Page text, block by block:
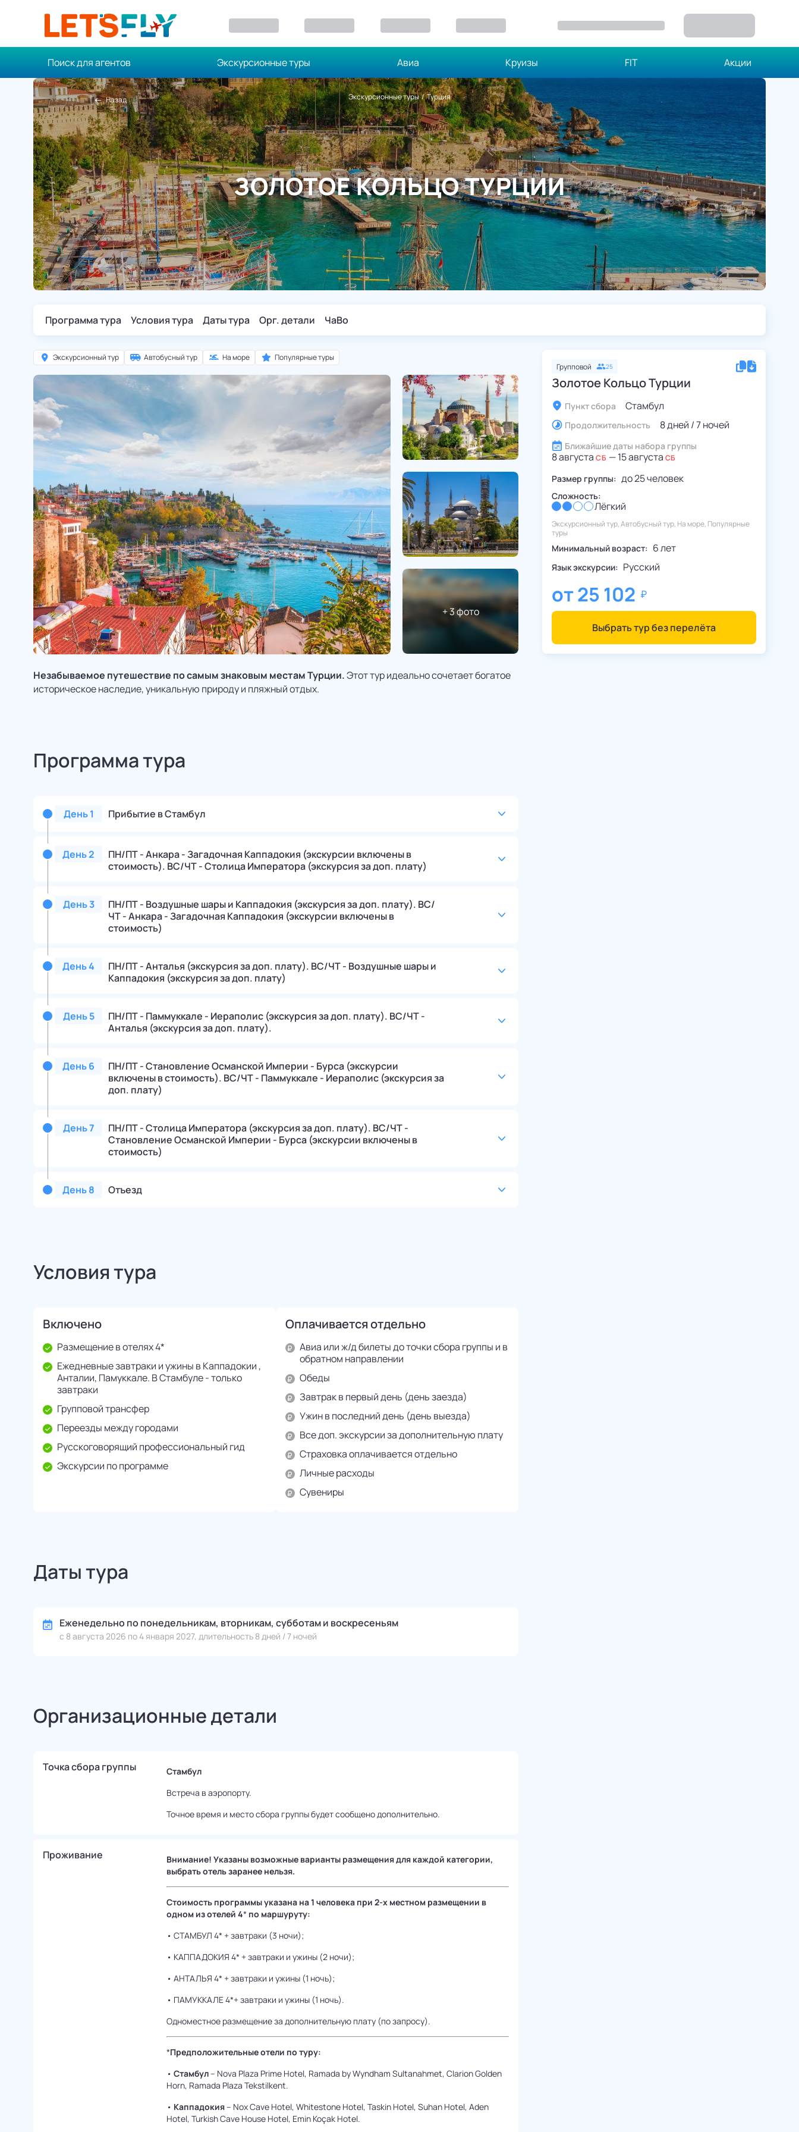
Поиск для агентов Экскурсионные туры Авиа Круизы FIT Акции
Назад Экскурсионные туры / Турция
ЗОЛОТОЕ КОЛЬЦО ТУРЦИИ
Программа тура Условия тура Даты тура Орг. детали ЧаВо
Экскурсионный тур Автобусный тур На море Популярные туры
+3фото
Незабываемое путешествие по самым знаковым местам Турции.Этот тур идеально сочетает богатое
историческое наследие, уникальную природу и пляжный отдых.
Программа тура
День1 Прибытие в Стамбул
День2
ПН/ПТ - Анкара - Загадочная Каппадокия (экскурсии включены в
стоимость). ВС/ЧТ - Столица Императора (экскурсия за доп. плату)
День3
ПН/ПТ - Воздушные шары и Каппадокия (экскурсия за доп. плату). ВС/
ЧТ - Анкара - Загадочная Каппадокия (экскурсии включены в
стоимость)
День4
ПН/ПТ - Анталья (экскурсия за доп. плату). ВС/ЧТ - Воздушные шары и
Каппадокия (экскурсия за доп. плату)
День5
ПН/ПТ - Паммуккале - Иераполис (экскурсия за доп. плату). ВС/ЧТ -
Анталья (экскурсия за доп. плату).
День6
ПН/ПТ - Становление Османской Империи - Бурса (экскурсии
включены в стоимость). ВС/ЧТ - Паммуккале - Иераполис (экскурсия за
доп. плату)
День7
ПН/ПТ - Столица Императора (экскурсия за доп. плату). ВС/ЧТ -
Становление Османской Империи - Бурса (экскурсии включены в
стоимость)
День8 Отъезд
Условия тура
Включено
Размещение в отелях 4*
Ежедневные завтраки и ужины в Каппадокии ,
Анталии, Памуккале. В Стамбуле - только
завтраки
Групповой трансфер
Переезды между городами
Русскоговорящий профессиональный гид
Экскурсии по программе
Оплачивается отдельно
Авиа или ж/д билеты до точки сбора группы и в
обратном направлении
Обеды
Завтрак в первый день (день заезда)
Ужин в последний день (день выезда)
Все доп. экскурсии за дополнительную плату
Страховка оплачивается отдельно
Личные расходы
Сувениры
Даты тура
Еженедельно по понедельникам, вторникам, субботам и воскресеньям
с 8 августа 2026 по 4 января 2027, длительность 8 дней / 7 ночей
Организационные детали
Точка сбора группы
Стамбул
Встреча в аэропорту.
Точное время и место сбора группы будет сообщено дополнительно.
Проживание
Внимание! Указаны возможные варианты размещения для каждой категории,
выбрать отель заранее нельзя.
Cтоимость программы указана на 1 человека при 2-х местном размещении в
одном из отелей 4* по маршуруту:
• СТАМБУЛ 4* + завтраки (3 ночи);
• КАППАДОКИЯ 4* + завтраки и ужины (2 ночи);
• АНТАЛЬЯ 4* + завтраки и ужины (1 ночь);
• ПАМУККАЛЕ 4*+ завтраки и ужины (1 ночь).
Одноместное размещение за дополнительную плату (по запросу).
*Предположительные отели по туру:
• Стамбул– Nova Plaza Prime Hotel, Ramada by Wyndham Sultanahmet, Clarion Golden
Horn, Ramada Plaza Tekstilkent.
• Каппадокия– Nox Cave Hotel, Whitestone Hotel, Taskin Hotel, Suhan Hotel, Aden
Hotel, Turkish Cave House Hotel, Emin Koçak Hotel.
Групповой 25
Золотое Кольцо Турции
Пункт сбора Стамбул
Продолжительность 8 дней / 7 ночей
Ближайшие даты набора группы
8 августа СБ —15 августа СБ
Размер группы: до25человек
Сложность:
Лёгкий
Экскурсионный тур, Автобусный тур, На море, Популярные
туры
Минимальный возраст: 6 лет
Язык экскурсии: Русский
от25 102
Выбрать тур без перелёта